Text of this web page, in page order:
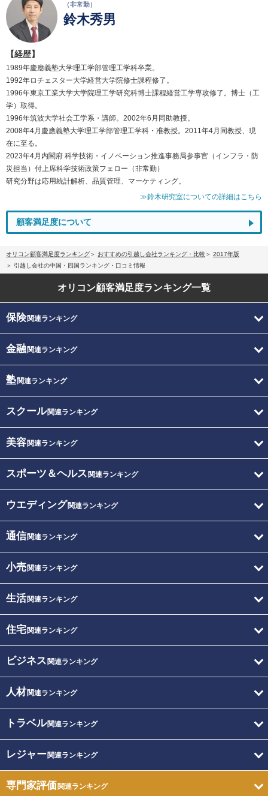
（非常勤）
鈴木秀男
【経歴】
1989年慶應義塾大学理工学部管理工学科卒業。
1992年ロチェスター大学経営大学院修士課程修了。
1996年東京工業大学大学院理工学研究科博士課程経営工学専攻修了。博士（工
学）取得。
1996年筑波大学社会工学系・講師。2002年6月同助教授。
2008年4月慶應義塾大学理工学部管理工学科・准教授。2011年4月同教授、現
在に至る。
2023年4月内閣府 科学技術・イノベーション推進事務局参事官（インフラ・防
災担当）付上席科学技術政策フェロー（非常勤）
研究分野は応用統計解析、品質管理、マーケティング。
≫鈴木研究室についての詳細はこちら
顧客満足度について
オリコン顧客満足度ランキング おすすめの引越し会社ランキング・比較
2017年版
引越し会社の中国・四国ランキング・口コミ情報
オリコン顧客満足度ランキング一覧
保険関連ランキング
金融関連ランキング
塾関連ランキング
スクール関連ランキング
美容関連ランキング
スポーツ＆ヘルス 関連ランキング
ウエディング関連ランキング
通信関連ランキング
小売関連ランキング
生活関連ランキング
住宅関連ランキング
ビジネス 関連ランキング
人材関連ランキング
トラベル関連ランキング
レジャー関連ランキング
専門家評価関連ランキング